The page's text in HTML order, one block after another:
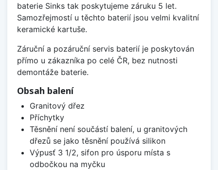
baterie Sinks tak poskytujeme záruku 5 let.
Samozřejmostí u těchto baterií jsou velmi kvalitní
keramické kartuše.
Záruční a pozáruční servis baterií je poskytován
přímo u zákazníka po celé ČR, bez nutnosti
demontáže baterie.
Obsah balení
Granitový dřez
Příchytky
Těsnění není součástí balení, u granitových
dřezů se jako těsnění používá silikon
Výpusť 3 1/2, sifon pro úsporu místa s
odbočkou na myčku